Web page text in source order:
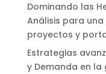
Dominando las
Análisis para
proyectos y
Estrategias
y Demanda en